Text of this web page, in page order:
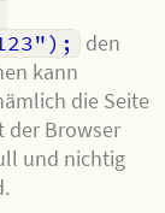
den
kann
die Seite
der Browser
und nichtig